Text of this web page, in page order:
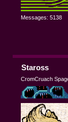
Messages: 5138
Staross
CromCruach